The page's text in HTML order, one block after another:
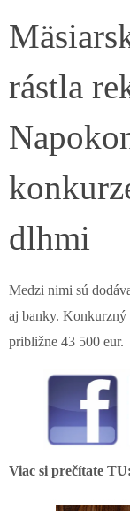
rástla
dlhmi
Medzi nimi sú
aj banky. Konkurzný
približne 43 500 eur.
Viac si prečítate TU: